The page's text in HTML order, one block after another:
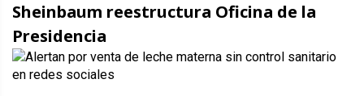
Sheinbaum reestructura Oficina de la
Presidencia